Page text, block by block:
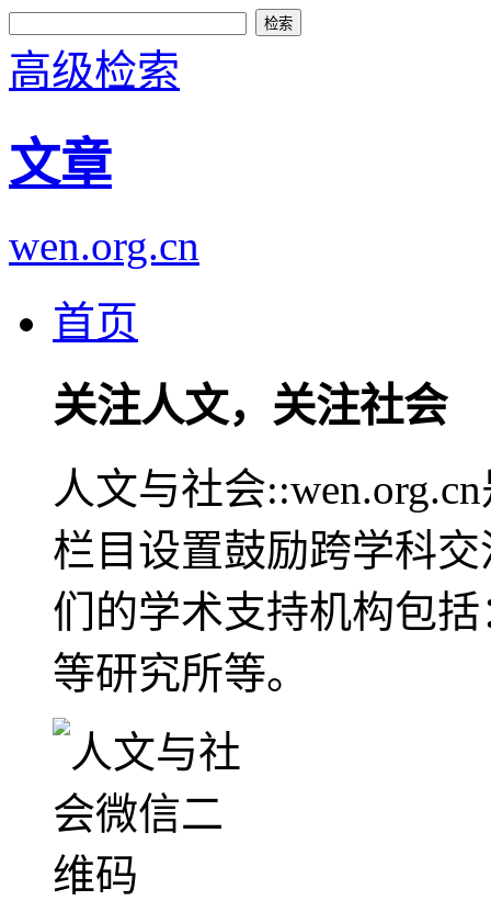
高级检索
文章
wen.org.cn
首页
关注人文，关注社会
人文与社会
栏目设置鼓励跨学科
们的学术支持机构包
等研究所等。